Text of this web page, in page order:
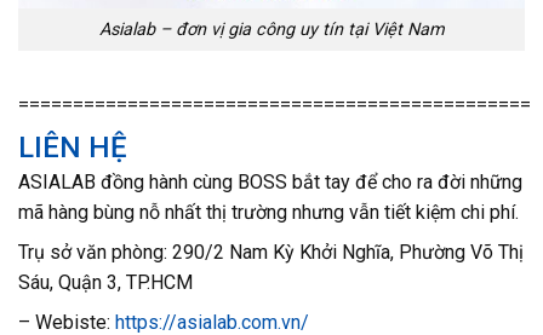
Asialab – đơn vị gia công uy tín tại Việt Nam
===============================================
LIÊN HỆ
ASIALAB đồng hành cùng BOSS bắt tay để cho ra đời những
mã hàng bùng nỗ nhất thị trường nhưng vẫn tiết kiệm chi phí.
Trụ sở văn phòng: 290/2 Nam Kỳ Khởi Nghĩa, Phường Võ Thị
Sáu, Quận 3, TP.HCM
– Webiste: https://asialab.com.vn/